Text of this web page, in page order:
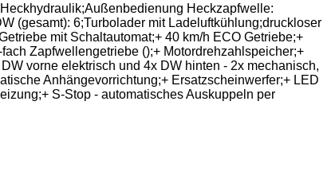
Heckzapfwelle:
(gesamt): 6;Turbolader mit Ladeluftkühlung;druckloser
mit Schaltautomat;+ 40 km/h ECO Getriebe;+
Zapfwellengetriebe ();+ Motordrehzahlspeicher;+
vorne elektrisch und 4x DW hinten - 2x mechanisch,
Anhängevorrichtung;+ Ersatzscheinwerfer;+ LED
S-Stop - automatisches Auskuppeln per